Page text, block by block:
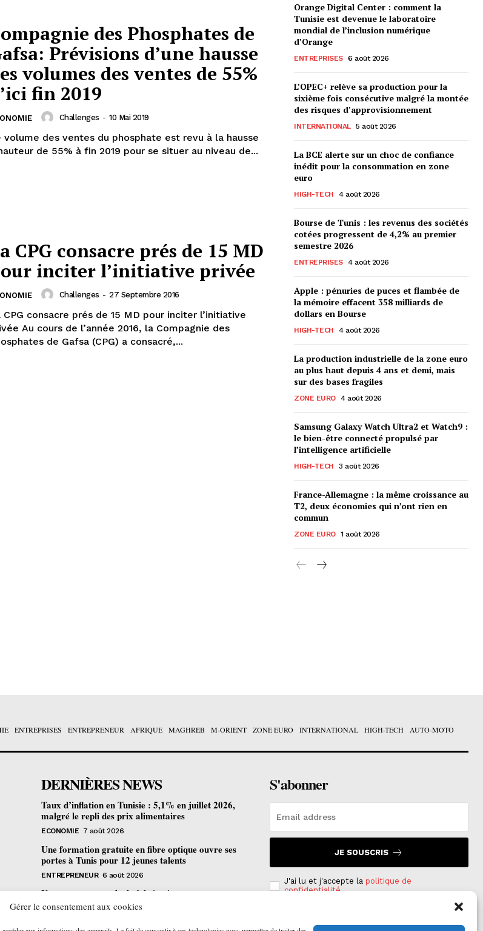
Gérer le consentement aux cookies
des Phosphates de
Prévisions d’une hausse
volumes des ventes de 55%
fin 2019
Challenges - 10 Mai 2019
volume des ventes du phosphate est revu à la hausse
de 55% à fin 2019 pour se situer au niveau de...
CPG consacre prés de 15 MD
inciter l’initiative privée
Challenges - 27 Septembre 2016
CPG consacre prés de 15 MD pour inciter l’initiative
2016, la Compagnie des
de Gafsa (CPG) a consacré,...
Orange Digital Center : comment la
Tunisie est devenue le laboratoire
mondial de l’inclusion numérique
d’Orange
ENTREPRISES 6 août 2026
L’OPEC+ relève sa production pour la
sixième fois consécutive malgré la montée
des risques d’approvisionnement
INTERNATIONAL 5 août 2026
La BCE alerte sur un choc de confiance
inédit pour la consommation en zone
euro
HIGH-TECH 4 août 2026
Bourse de Tunis : les revenus des sociétés
cotées progressent de 4,2% au premier
semestre 2026
ENTREPRISES 4 août 2026
Apple : pénuries de puces et flambée de
la mémoire effacent 358 milliards de
dollars en Bourse
HIGH-TECH 4 août 2026
La production industrielle de la zone euro
au plus haut depuis 4 ans et demi, mais
sur des bases fragiles
ZONE EURO 4 août 2026
Samsung Galaxy Watch Ultra2 et Watch9 :
le bien-être connecté propulsé par
l’intelligence artificielle
HIGH-TECH 3 août 2026
France-Allemagne : la même croissance au
T2, deux économies qui n’ont rien en
commun
ZONE EURO 1 août 2026
ENTREPRISES ENTREPRENEUR AFRIQUE MAGHREB M-ORIENT ZONE EURO INTERNATIONAL HIGH-TECH AUTO-MOTO
DERNIÈRES NEWS
Taux d’inflation en Tunisie : 5,1% en juillet 2026,
malgré le repli des prix alimentaires
ECONOMIE 7 août 2026
Une formation gratuite en fibre optique ouvre ses
portes à Tunis pour 12 jeunes talents
ENTREPRENEUR 6 août 2026
Un nouveau procédé de fabrication
pharmaceutique en flux continu : quelles
S'abonner
JE SOUSCRIS
J'ai lu et j'accepte la politique de
confidentialité.